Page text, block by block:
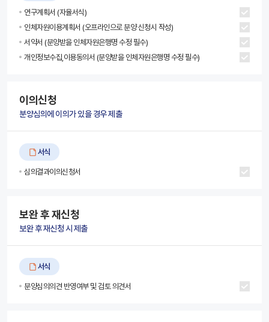
연구계획서 (자율서식)
인체자원이용계획서 (오프라인으로 분양 신청시 작성)
서약서 (분양받을 인체자원은행명 수정 필수)
개인정보수집,이용동의서 (분양받을 인체자원은행명 수정 필수)
이의신청
분양심의에 이의가 있을 경우 제출
서식
심의결과이의신청서
보완 후 재신청
보완 후 재신청 시 제출
서식
분양심의의견 반영여부 및 검토 의견서